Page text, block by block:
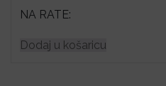
NA RATE:
Dodaj u košaricu